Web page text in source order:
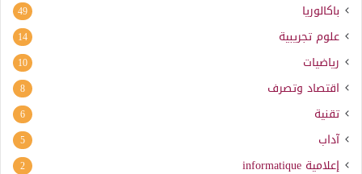
باكالوريا 49
علوم تجريبية 14
رياضيات 10
اقتصاد وتصرف 8
تقنية 6
آداب 5
إعلامية informatique
2